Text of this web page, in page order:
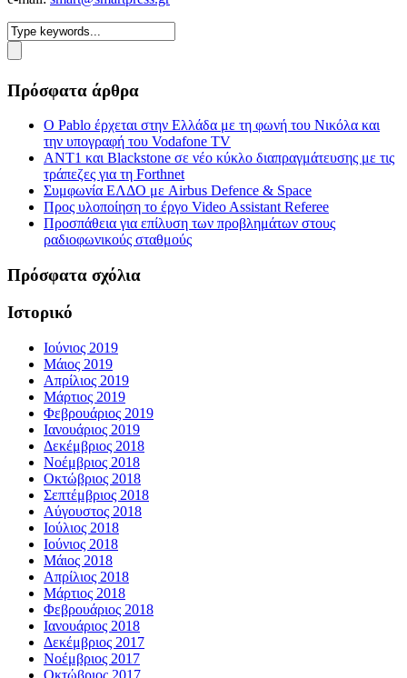
Πρόσφατα άρθρα
Ο Pablo έρχεται στην Ελλάδα με τη φωνή του Νικόλα και
την υπογραφή του Vodafone TV
ΑΝΤ1 και Blackstone σε νέο κύκλο διαπραγμάτευσης με τις
τράπεζες για τη Forthnet
Συμφωνία ΕΛΔΟ με Airbus Defence & Space
Προς υλοποίηση το έργο Video Assistant Referee
Προσπάθεια για επίλυση των προβλημάτων στους
ραδιοφωνικούς σταθμούς
Πρόσφατα σχόλια
Ιστορικό
Ιούνιος 2019
Μάιος 2019
Απρίλιος 2019
Μάρτιος 2019
Φεβρουάριος 2019
Ιανουάριος 2019
Δεκέμβριος 2018
Νοέμβριος 2018
Οκτώβριος 2018
Σεπτέμβριος 2018
Αύγουστος 2018
Ιούλιος 2018
Ιούνιος 2018
Μάιος 2018
Απρίλιος 2018
Μάρτιος 2018
Φεβρουάριος 2018
Ιανουάριος 2018
Δεκέμβριος 2017
Νοέμβριος 2017
Οκτώβριος 2017